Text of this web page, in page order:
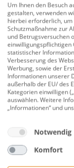
10 Jahre
Um Ihnen den Besuch
gestalten, verwenden
hierbei erforderlich, um
Schutzmaßnahme zur
und Betrugsversuchen
einwilligungspflichtigen
statistischer
Verbesserung des
Werbung, sowie der
Informationen unserer
außerhalb der EU/ des
Kategorien einwilligen
auswählen. Weitere
„Informationen“ und
Notwendig
Komfort